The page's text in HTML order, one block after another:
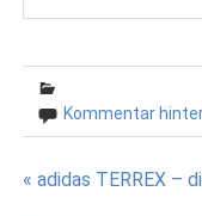
Kommentar
« adidas TERREX –